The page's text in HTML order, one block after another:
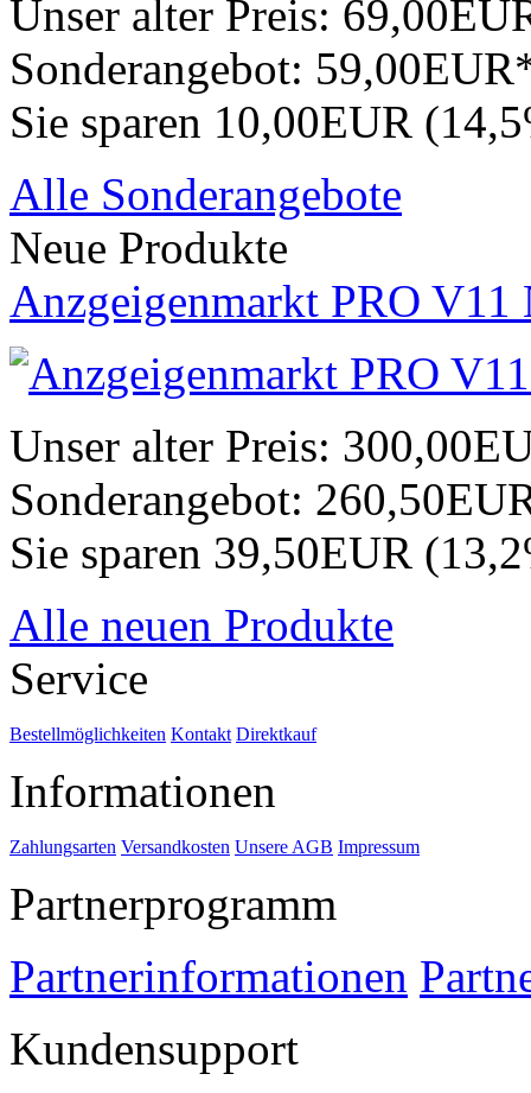
Unser alter Preis:
Sonderangebot:
Sie sparen 10,00EUR
Alle Sonderangebote
Neue Produkte
Anzgeigenmarkt PRO V11
Unser alter Preis:
Sonderangebot:
Sie sparen 39,50EUR
Alle neuen Produkte
Service
Bestellmöglichkeiten Kontakt Direktkauf
Informationen
Zahlungsarten Versandkosten Unsere AGB Impressum
Partnerprogramm
Partnerinformationen
Kundensupport